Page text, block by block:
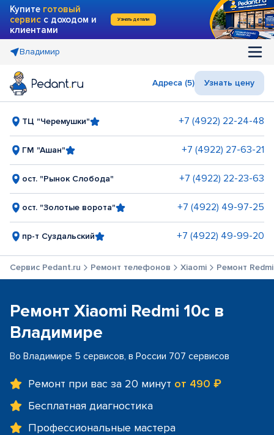
Купите готовый
сервис с доходом и
клиентами
Узнать детали
Владимир
Адреса (5) Узнать цену
ТЦ "Черемушки" +7 (4922) 22-24-48
ГМ "Ашан" +7 (4922) 27-63-21
ост. "Рынок Слобода" +7 (4922) 22-23-63
ост. "Золотые ворота" +7 (4922) 49-97-25
пр-т Суздальский +7 (4922) 49-99-20
Сервис Pedant.ru Ремонт телефонов Xiaomi Ремонт
Ремонт Xiaomi Redmi 10c в
Владимире
Во Владимире 5 сервисов, в России 707 сервисов
Ремонт при вас за 20 минут от 490 ₽
Бесплатная диагностика
Профессиональные мастера